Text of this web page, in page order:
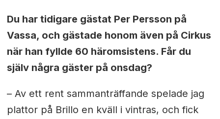
Du har tidigare gästat Per Persson på
Vassa, och gästade honom även på Cirkus
när han fyllde 60 häromsistens. Får du
själv några gäster på onsdag?
– Av ett rent sammanträffande spelade jag
plattor på Brillo en kväll i vintras, och fick